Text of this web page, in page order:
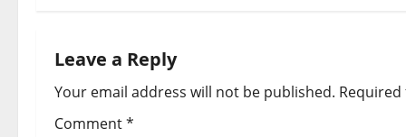
n
a
v
Leave a Reply
Your email address will not be published.
Comment*